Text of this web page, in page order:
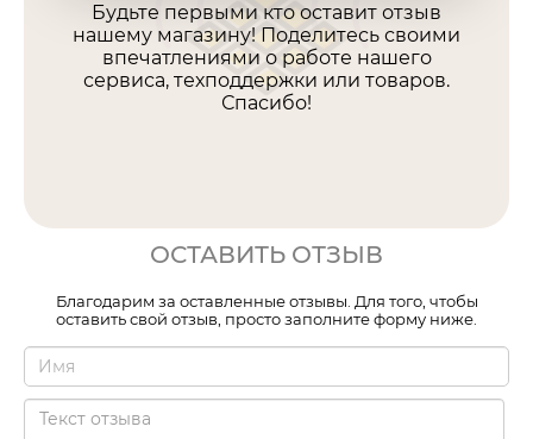
Будьте первыми кто оставит отзыв
нашему магазину! Поделитесь своими
впечатлениями о работе нашего
сервиса, техподдержки или товаров.
Спасибо!
ОСТАВИТЬ ОТЗЫВ
Благодарим за оставленные отзывы. Для того, чтобы
оставить свой отзыв, просто заполните форму ниже.